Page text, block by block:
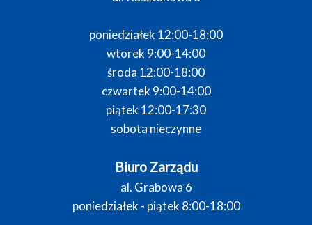
poniedziałek 12:00-18:00
wtorek 9:00-14:00
środa 12:00-18:00
czwartek 9:00-14:00
piątek 12:00-17:30
sobota nieczynne
Biuro Zarządu
al. Grabowa 6
poniedziałek - piątek 8:00-18:00